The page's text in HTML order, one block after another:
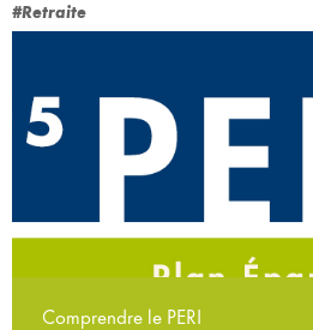
#Retraite
Comprendre le PERI